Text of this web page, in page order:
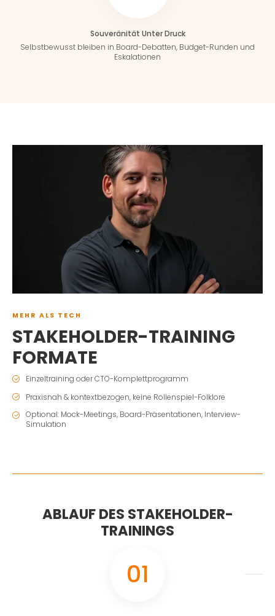
Souveränität Unter Druck
Selbstbewusst bleiben in Board-Debatten, Budget-Runden und
Eskalationen
MEHR ALS TECH
STAKEHOLDER-TRAINING
FORMATE
Einzeltraining oder CTO-Komplettprogramm
Praxisnah & kontextbezogen, keine Rollenspiel-Folklore
Optional: Mock-Meetings, Board-Präsentationen, Interview-
Simulation
ABLAUF DES STAKEHOLDER-
TRAININGS
01